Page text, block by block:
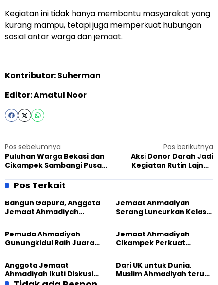
Kegiatan ini tidak hanya membantu masyarakat yang
kurang mampu, tetapi juga memperkuat hubungan
sosial antar warga dan jemaat.
Kontributor: Suherman
Editor: Amatul Noor
Pos sebelumnya
Puluhan Warga Bekasi dan
Cikampek Sambangi Pusat
Parung Bogor
Pos berikutnya
Aksi Donor Darah Jadi
Kegiatan Rutin Lajnah
Pos Terkait
Bangun Gapura, Anggota
Jemaat Ahmadiyah
Sambut HUT RI ke-81
Jemaat Ahmadiyah
Serang Luncurkan Kelas
Generasi Unggul
Pemuda Ahmadiyah
Gunungkidul Raih Juara
Jemaat Ahmadiyah
Cikampek Perkuat
Lewat Pengajian
Gabungan
Anggota Jemaat
Ahmadiyah Ikuti Diskusi
Pluralisme di Yogyakarta
Dari UK untuk Dunia,
Muslim Ahmadiyah terus